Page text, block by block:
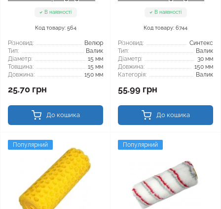
В наявності
Код товару: 564
Різновид:
Велюр
Тип:
Валик
Діаметр:
15 мм
Товщина:
15 мм
Довжина:
150 мм
25.70 грн
До кошика
В наявності
Код товару: 6744
Різновид:
Синтекс
Тип:
Валик
Діаметр:
30 мм
Довжина:
150 мм
Категорія:
Валик
55.99 грн
До кошика
Популярний Популярний